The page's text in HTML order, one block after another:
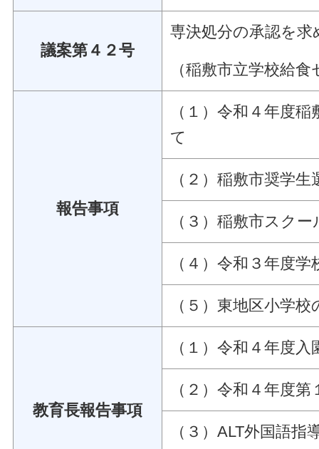
議案第４２号
専決処分の承認を
（稲敷市立学校給
報告事項
（１）令和４年度
て
（２）稲敷市奨学
（３）稲敷市スク
（４）令和３年度
（５）東地区小学
教育長報告事項
（１）令和４年度
（２）令和４年度
（３）ALT外国語